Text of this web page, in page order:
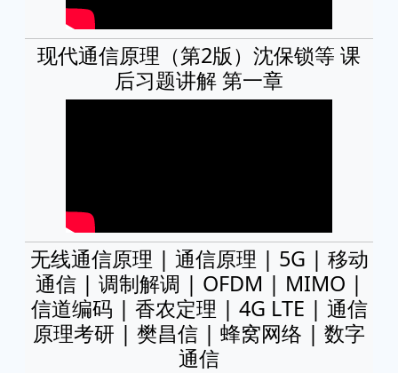
现代通信原理（第2版）沈保锁等 课
后习题讲解 第一章
无线通信原理 | 通信原理 | 5G | 移动
通信 | 调制解调 | OFDM | MIMO |
信道编码 | 香农定理 | 4G LTE | 通信
原理考研 | 樊昌信 | 蜂窝网络 | 数字
通信